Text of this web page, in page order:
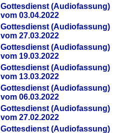
Gottesdienst (Audiofassung)
vom 03.04.2022
Gottesdienst (Audiofassung)
vom 27.03.2022
Gottesdienst (Audiofassung)
vom 19.03.2022
Gottesdienst (Audiofassung)
vom 13.03.2022
Gottesdienst (Audiofassung)
vom 06.03.2022
Gottesdienst (Audiofassung)
vom 27.02.2022
Gottesdienst (Audiofassung)